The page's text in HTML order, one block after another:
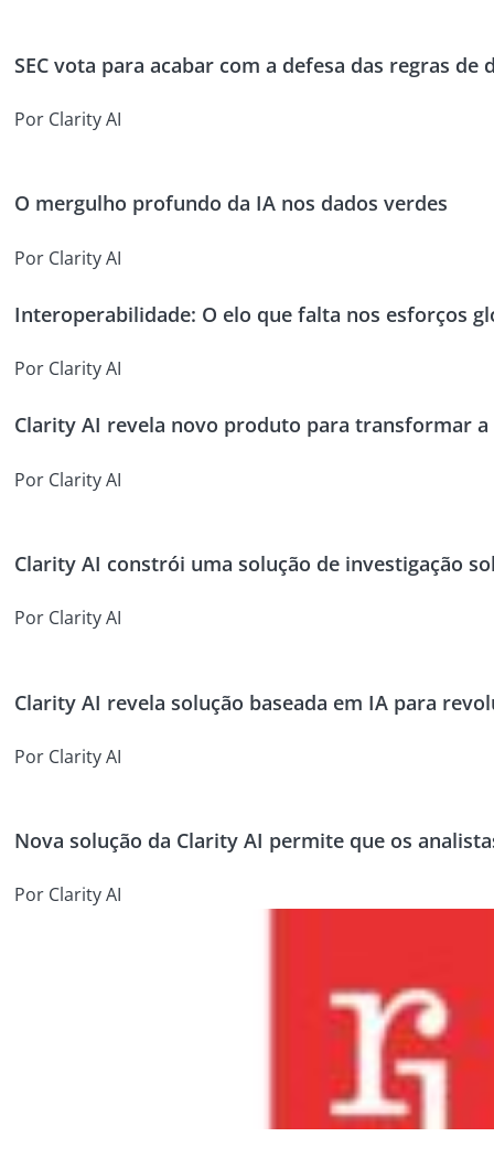
SEC vota para acabar com a defesa das regras de
Por Clarity AI
O mergulho profundo da IA nos dados verdes
Por Clarity AI
Interoperabilidade: O elo que falta nos esforços
Por Clarity AI
Clarity AI revela novo produto para transformar a
Por Clarity AI
Clarity AI constrói uma solução de investigação
Por Clarity AI
Clarity AI revela solução baseada em IA para
Por Clarity AI
Nova solução da Clarity AI permite que os
Por Clarity AI